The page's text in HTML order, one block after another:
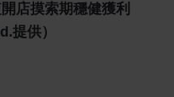
店摸索期穩健獲利
提供）